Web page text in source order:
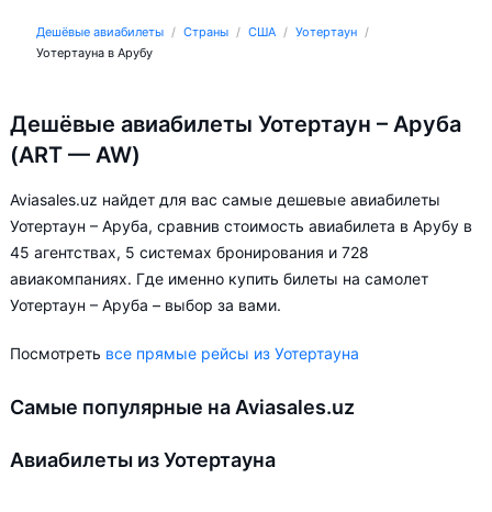
Дешёвые авиабилеты Страны США
Уотертаун
Уотертауна в Арубу
Дешёвые авиабилеты Уотертаун – Аруба
(ART — AW)
Aviasales.uz найдет для вас самые дешевые авиабилеты
Уотертаун – Аруба, сравнив стоимость авиабилета в Арубу в
45 агентствах, 5 системах бронирования и 728
авиакомпаниях. Где именно купить билеты на самолет
Уотертаун – Аруба – выбор за вами.
Посмотреть все прямые рейсы из Уотертауна
Самые популярные на Aviasales.uz
Авиабилеты из Уотертауна